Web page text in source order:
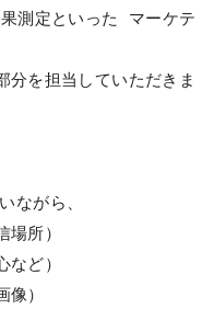
測定といった マーケテ
分を担当していただきま
ながら、
場所）
など）
）